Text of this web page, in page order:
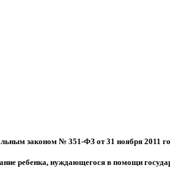
законом № 351-ФЗ от 31 ноября 2011
ребенка, нуждающегося в помощи